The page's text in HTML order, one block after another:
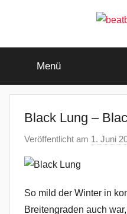
beat
goes
Menü
Black Lung –
Veröffentlicht am 1. Juni
So mild der Winter in
Breitengraden auch